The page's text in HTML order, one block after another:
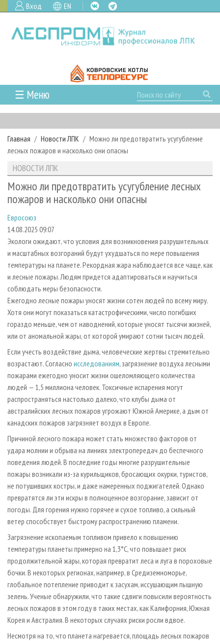
Вход EN
☰ Меню
ГЛАВНАЯ
РУБРИКИ И ТЕМЫ
РУБРИКИ ЖУРНАЛА
ЛЕСОЗАГОТОВКА
ЛЕСОПИЛЕНИЕ
СУШКА ДРЕВЕСИНЫ
ПРОИЗВОДСТВО ДРЕВЕСНЫХ ПЛИТ
ДЕРЕВЯННОЕ ДОМОСТРОЕНИЕ
ПРОИЗВОДСТВО МЕБЕЛИ
БИОЭНЕРГЕТИКА
ЦБП
ИНСТРУМЕНТ И МАТЕРИАЛЫ
НОВОСТИ
НОВОСТИ ЛПК
НОВОСТИ ЖУРНАЛА
ПРОЕКТЫ ЛПИ
АНАЛИТИКА
ПРЕДПРИЯТИЯ ЛПК
ПЕРСОНЫ
МОБИЛЬНЫЕ ВЫСТАВКИ
ОФИЦИАЛЬНЫЕ ДЕЛЕГАЦИИ
ПРИОРИТЕТНЫЕ ИНВЕСТПРОЕКТЫ
RUSSIAN FORESTRY REVIEW
ГАЗЕТА ЛЕСПРОМФОРУМ
БИБЛИОТЕКА СПЕЦИАЛИСТА
АРХИВ
АРХИВ ЖУРНАЛОВ
О ЖУРНАЛЕ
КОНТАКТЫ
РЕКЛАМОДАТЕЛЯМ
РЕКЛАМА
РЕКЛАМА НА САЙТЕ
Главная Новости ЛПК
Можно ли предотвратить усугубление
лесных пожаров и насколько они опасны
НОВОСТИ ЛПК
Можно ли предотвратить усугубление лесных
пожаров и насколько они опасны
Евросоюз
14.08.2025 09:07
Экологи ожидают, что условия для возникновения разрушительных
и масштабных возгораний будут ухудшаться по мере повышения
температуры на планете. Рекордная жара наблюдается все чаще, как
и лесные пожары. Людям придется адаптироваться и научиться
соблюдать меры безопасности.
Ежегодно лесные пожары уносят жизни сотен людей по всему миру.
Хотя они могут показаться катастрофическими, число погибших
гораздо меньше, чем от наводнений, которые уносят тысячи жизней,
или от аномальной жары, от которой умирают сотни тысяч людей.
Если учесть воздействие дыма, человеческие жертвы стремительно
возрастают. Согласно исследованиям, загрязнение воздуха лесными
пожарами ежегодно уносит жизни ошеломляющего количества
людей — 1,5 миллиона человек. Токсичные испарения могут
распространяться настолько далеко, что клубы дыма от
австралийских лесных пожаров угрожают Южной Америке, а дым от
канадских пожаров загрязняет воздух в Европе.
Причиной лесного пожара может стать множество факторов от
удара молнии и обрыва на линиях электропередач до беспечного
поведения людей. В последние годы многие разрушительные
пожары возникали из-за курильщиков, бросающих окурки, туристов,
не потушивших костры, и даже намеренных поджигателей. Однако
превратятся ли эти искры в полноценное возгорание, зависит от
погоды. Для горения нужно горячее и сухое топливо, а сильный
ветер способствует быстрому распространению пламени.
Загрязнение ископаемым топливом привело к повышению
температуры планеты примерно на 1,3°C, что повышает риск
продолжительной жары, которая превратит леса и луга в пороховые
бочки. В некоторых регионах, например, в Средиземноморье,
глобальное потепление приводит к засухам, иссушающим пышную
зелень. Ученые обнаружили, что такие сдвиги повысили вероятность
лесных пожаров в этом году в таких местах, как Калифорния, Южная
Корея и Австралия. В некоторых случаях риски росли вдвое.
Несмотря на то, что планета нагревается, площадь лесных пожаров